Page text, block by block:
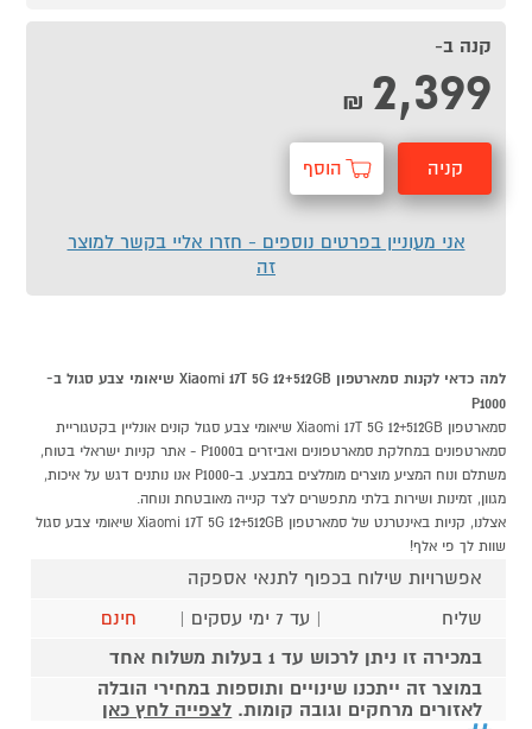
קנה ב-
2,399
₪
קניה הוסף
אני מעוניין בפרטים נוספים - חזרו אליי בקשר למוצר
זה
למה כדאי לקנות סמארטפון Xiaomi 17T 5G 12+512GB שיאומי צבע סגול ב-
P1000
סמארטפון Xiaomi 17T 5G 12+512GB שיאומי צבע סגול קונים אונליין בקטגוריית
סמארטפונים במחלקת סמארטפונים ואביזרים בP1000 - אתר קניות ישראלי בטוח,
משתלם ונוח המציע מוצרים מומלצים במבצע. ב-P1000 אנו נותנים דגש על איכות,
מגוון, זמינות ושירות בלתי מתפשרים לצד קנייה מאובטחת ונוחה.
אצלנו, קניות באינטרנט של סמארטפון Xiaomi 17T 5G 12+512GB שיאומי צבע סגול
שוות לך פי אלף!
אפשרויות שילוח בכפוף לתנאי אספקה
שליח
| עד 7 ימי עסקים |
חינם
במכירה זו ניתן לרכוש עד 1 בעלות משלוח אחד
במוצר זה ייתכנו שינויים ותוספות במחירי הובלה
לאזורים מרחקים וגובה קומות. לצפייה לחץ כאן